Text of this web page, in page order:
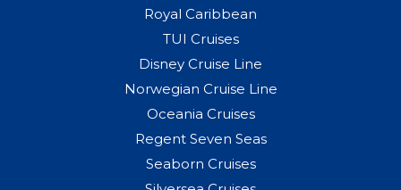
Royal Caribbean
TUI Cruises
Disney Cruise Line
Norwegian Cruise Line
Oceania Cruises
Regent Seven Seas
Seaborn Cruises